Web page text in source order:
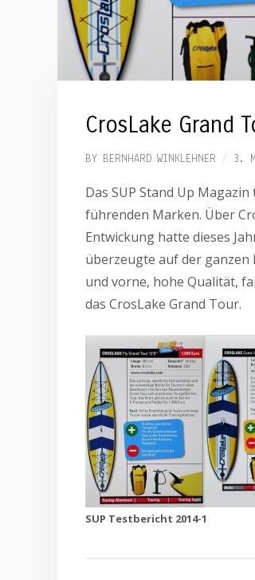
CrosLake Grand
BY BERNHARD WINKLEHNER 3.
Das SUP Stand Up
führenden Marken. Über
Entwickung hatte dieses
überzeugte auf der
und vorne, hohe Qualität,
das CrosLake Grand Tour.
SUP Testbericht 2014-1